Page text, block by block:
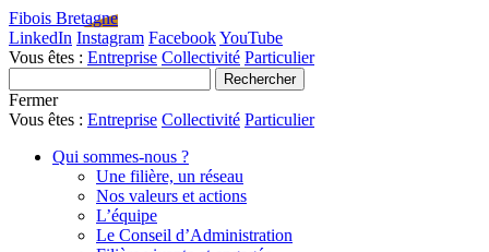
Fibois Bretagne
LinkedIn Instagram FacebookYouTube
Vous êtes : Entreprise Collectivité Particulier
Fermer
Vous êtes : Entreprise Collectivité Particulier
Qui sommes-nous ?
Une filière, un réseau
Nos valeurs et actions
L’équipe
Le Conseil d’Administration